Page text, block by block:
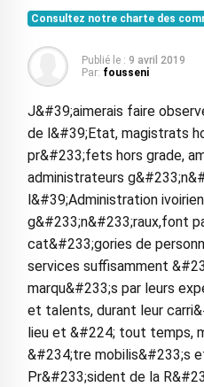
Consultez notre charte des
Publié le : 9 avril 2019
Par: fousseni
J&#39;aimerais faire
de l&#39;Etat, magistrats
pr&#233;fets hors grade,
administrateurs
l&#39;Administration
g&#233;n&#233;raux,font
cat&#233;gories de
services suffisamment
marqu&#233;s par leurs
et talents, durant leur
lieu et &#224; tout temps,
&#234;tre mobilis&#233;s
Pr&#233;sident de la